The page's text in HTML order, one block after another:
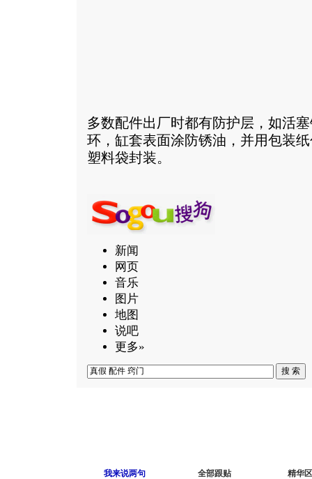
多数配件出厂时都有防护层，如活
环，缸套表面涂防锈油，并用包装
塑料袋封装。
新闻
网页
音乐
图片
地图
说吧
更多»
我来说两句 全部跟贴 精华区